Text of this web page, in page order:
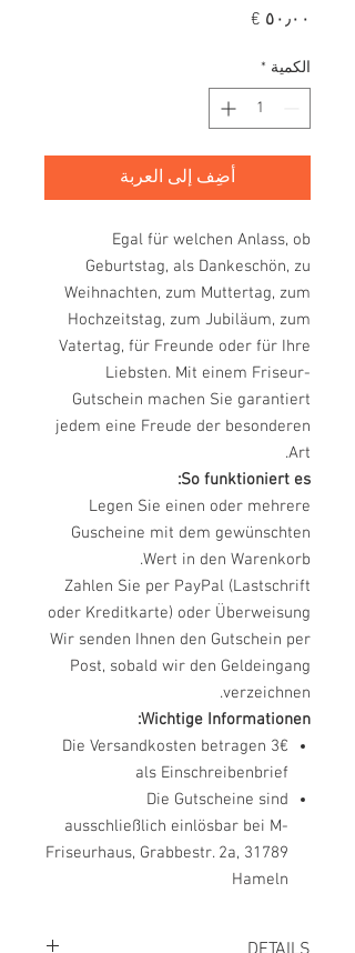
السعر
الكمية *
أضِف إلى العربة
Egal für welchen Anlass, ob
Geburtstag, als Dankeschön, zu
Weihnachten, zum Muttertag, zum
Hochzeitstag, zum Jubiläum, zum
Vatertag, für Freunde oder für Ihre
Liebsten. Mit einem Friseur-
Gutschein machen Sie garantiert
jedem eine Freude der besonderen
Art.
So funktioniert es:
Legen Sie einen oder mehrere
Guscheine mit dem gewünschten
Wert in den Warenkorb.
Zahlen Sie per PayPal (Lastschrift
oder Kreditkarte) oder Überweisung
Wir senden Ihnen den Gutschein per
Post, sobald wir den Geldeingang
verzeichnen.
Wichtige Informationen:
Die Versandkosten betragen 3€
als Einschreibenbrief
Die Gutscheine sind
ausschließlich einlösbar bei M-
Friseurhaus, Grabbestr. 2a, 31789
Hameln